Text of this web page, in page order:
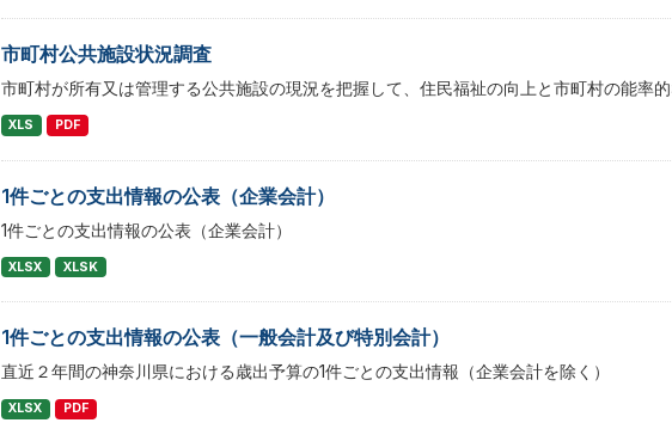
市町村公共施設状況調査
市町村が所有又は管理する公共施設の現況を把握して、住民福祉の向上と市町村の能率
XLS PDF
1件ごとの支出情報の公表（企業会計）
1件ごとの支出情報の公表（企業会計）
XLSX XLSK
1件ごとの支出情報の公表（一般会計及び特別会計）
直近２年間の神奈川県における歳出予算の1件ごとの支出情報（企業会計を除く）
XLSX PDF